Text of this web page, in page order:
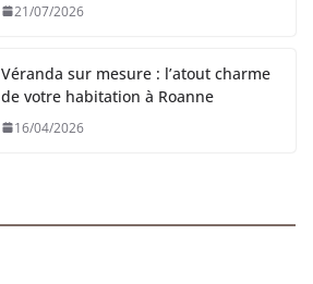
21/07/2026
Véranda sur mesure : l’atout charme
de votre habitation à Roanne
16/04/2026